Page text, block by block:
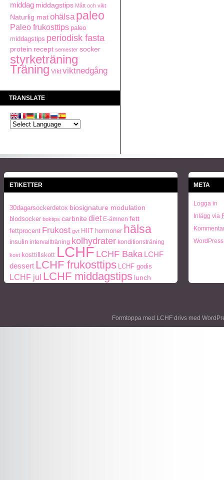
middag middagstips Mått och vikt
Naturlig mat ohälsa paleo
Paleo frukosttips paleo
middagstips periodisk fasta
protein recept semester socker
styrketräning
Träning Vikt viktnedgång
TRANSLATE
ETIKETTER
30dagarsockerdetox biosignature modulation
blodsocker boktips carbnite diet E-ämnen fett
fettprocent Frukost gvt HIIT hormoner hälsa
insulin intervallträning kolhydrater konditionsträning
kost kosttillskott LCHF LCHF Baka
LCHF
dessert LCHF frukosttips LCHF godis
LCHF jul LCHF middagstips lunch
styrketräningTräning
META
Logga in
Inlägg via
Formtoppa med LCHF drivs med